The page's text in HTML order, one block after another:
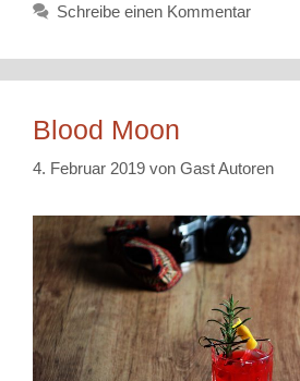
Schreibe einen Kommentar
Blood Moon
4. Februar 2019 von Gast Autoren